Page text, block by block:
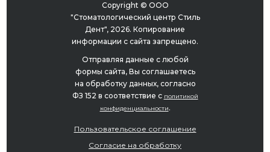
Copyright © ООО
"Стоматологический центр Стиль
Дент", 2026. Копирование
информации с сайта запрещено.
Отправляя данные с любой
формы сайта, Вы соглашаетесь
на обработку данных, согласно
ФЗ 152 в соответствие с политикой
конфиденциальности.
Пользовательское соглашение
Согласие на обработку